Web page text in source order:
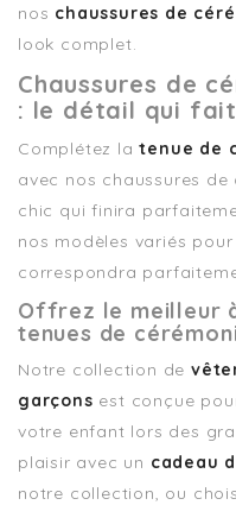
nos chaussures de
look complet.
Chaussures de
: le détail qui
Complétez latenue de
avec nos chaussures
chic qui finira
nos modèles variés
correspondra
Offrez le meilleur
tenues de
Notre collection de
garçons est conçue
votre enfant lors des
plaisir avec un cadeau
notre collection, ou